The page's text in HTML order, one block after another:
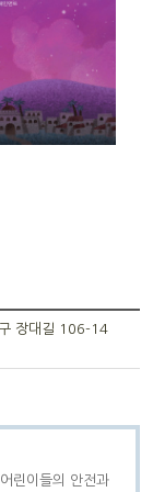
장대길 106-14
린이들의 안전과